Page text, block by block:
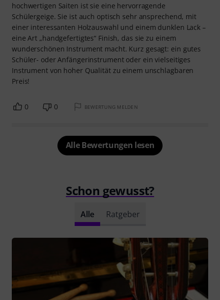
hochwertigen Saiten ist sie eine hervorragende
Schülergeige. Sie ist auch optisch sehr ansprechend, mit
einer interessanten Holzauswahl und einem dunklen Lack –
eine Art „handgefertigtes“ Finish, das sie zu einem
wunderschönen Instrument macht. Kurz gesagt: ein gutes
Schüler- oder Anfängerinstrument oder ein vielseitiges
Instrument von hoher Qualität zu einem unschlagbaren
Preis!
0 0 BEWERTUNG MELDEN
Alle Bewertungen lesen
Schon gewusst?
Alle Ratgeber